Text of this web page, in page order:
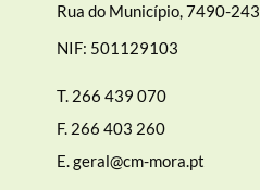
Rua do Município, 7490-243
NIF: 501129103
T. 266 439 070
F. 266 403 260
E.geral@cm-mora.pt